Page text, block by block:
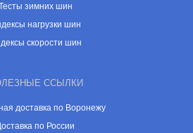
зимних шин
нагрузки шин
скорости шин
ССЫЛКИ
доставка по Воронежу
по России